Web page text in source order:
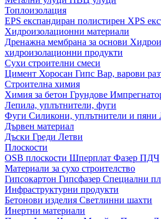
Топлоизолация
EPS експандиран полистирен XPS
Хидроизолационни материали
Дренажна мембрана за основи
хидроизолационни продукти
Сухи строителни смеси
Цимент Хоросан Гипс Вар, варови
Строителна химия
Химия за бетон Грундове
Лепила, уплътнители, фуги
Фуги Силикони, уплътнители и пяни
Дървен материал
Дъски Греди Летви
Плоскости
OSB плоскости Шперплат Фазер ПДЧ
Материали за сухо строителство
Гипсокартон Гипсфазер Специални
Инфраструктурни продукти
Бетонови изделия Светлинни шахти
Инертни материали